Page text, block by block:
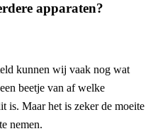
apparaten?
kunnen wij vaak nog wat
beetje van af welke
is. Maar het is zeker de moeite
nemen.